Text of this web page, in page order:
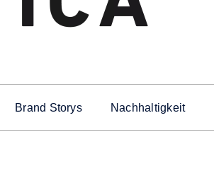
Brand Storys Nachhaltigkeit